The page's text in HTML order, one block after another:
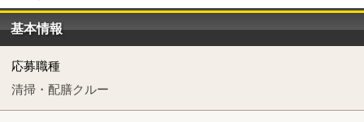
基本情報
応募職種
清掃・配膳クルー